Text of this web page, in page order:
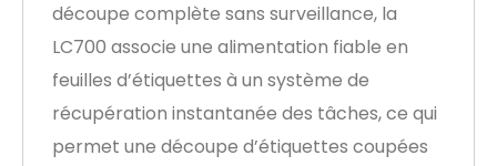
découpe complète sans surveillance, la
LC700 associe une alimentation fiable en
feuilles d’étiquettes à un système de
récupération instantanée des tâches, ce qui
permet une découpe d’étiquettes coupées